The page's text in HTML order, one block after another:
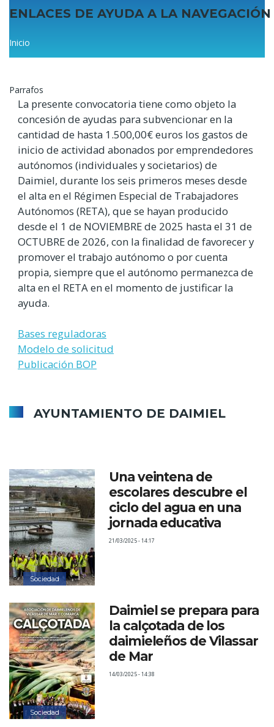
ENLACES DE AYUDA A LA NAVEGACIÓN
Sobrescribir
enlaces
de
ayuda
a
la
navegación
Inicio
Parrafos
La presente convocatoria tiene como objeto la
concesión de ayudas para subvencionar en la
cantidad de hasta 1.500,00€ euros los gastos de
inicio de actividad abonados por emprendedores
autónomos (individuales y societarios) de
Daimiel, durante los seis primeros meses desde
el alta en el Régimen Especial de Trabajadores
Autónomos (RETA), que se hayan producido
desde el 1 de NOVIEMBRE de 2025 hasta el 31 de
OCTUBRE de 2026, con la finalidad de favorecer y
promover el trabajo autónomo o por cuenta
propia, siempre que el autónomo permanezca de
alta en el RETA en el momento de justificar la
ayuda.
Bases reguladoras
Modelo de solicitud
Publicación BOP
AYUNTAMIENTO DE DAIMIEL
Información de expedientes en tramitación
Grupos Políticos
Organización Municipal
Perfil del contratante
Sesiones plenarias
Subvenciones y ayudas
Plan Antifraude del Ayuntamiento de Daimiel
Plusvalía: autoliquidación
Desarrollo urbano sostenible
Presupuestos participativos 2025 / 2026
Sociedad
Una veintena de
escolares descubre el
ciclo del agua en una
jornada educativa
21/03/2025 - 14:17
Sociedad
Daimiel se prepara para
la calçotada de los
daimieleños de Vilassar
de Mar
14/03/2025 - 14:38